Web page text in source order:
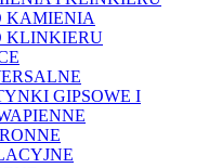
KAMIENIA
KLINKIERU
GIPSOWE I